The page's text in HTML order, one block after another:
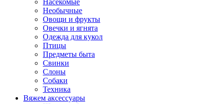
Насекомые
Необычные
Овощи и фрукты
Овечки и ягнята
Одежда для кукол
Птицы
Предметы быта
Свинки
Слоны
Собаки
Техника
Вяжем аксессуары